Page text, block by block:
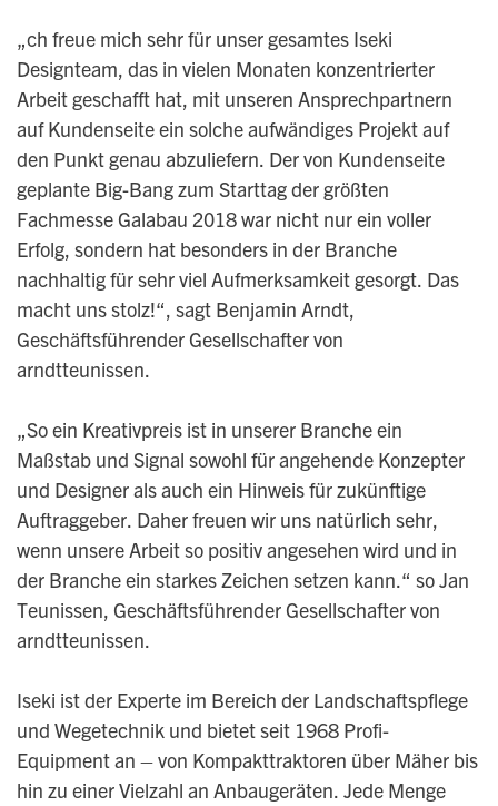
„ch freue mich sehr für unser gesamtes Iseki
Designteam, das in vielen Monaten konzentrierter
Arbeit geschafft hat, mit unseren Ansprechpartnern
auf Kundenseite ein solche aufwändiges Projekt auf
den Punkt genau abzuliefern. Der von Kundenseite
geplante Big-Bang zum Starttag der größten
Fachmesse Galabau 2018 war nicht nur ein voller
Erfolg, sondern hat besonders in der Branche
nachhaltig für sehr viel Aufmerksamkeit gesorgt. Das
macht uns stolz!“, sagt Benjamin Arndt,
Geschäftsführender Gesellschafter von
arndtteunissen.
„So ein Kreativpreis ist in unserer Branche ein
Maßstab und Signal sowohl für angehende Konzepter
und Designer als auch ein Hinweis für zukünftige
Auftraggeber. Daher freuen wir uns natürlich sehr,
wenn unsere Arbeit so positiv angesehen wird und in
der Branche ein starkes Zeichen setzen kann.“ so Jan
Teunissen, Geschäftsführender Gesellschafter von
arndtteunissen.
Iseki ist der Experte im Bereich der Landschaftspflege
und Wegetechnik und bietet seit 1968 Profi-
Equipment an – von Kompakttraktoren über Mäher bis
hin zu einer Vielzahl an Anbaugeräten. Jede Menge